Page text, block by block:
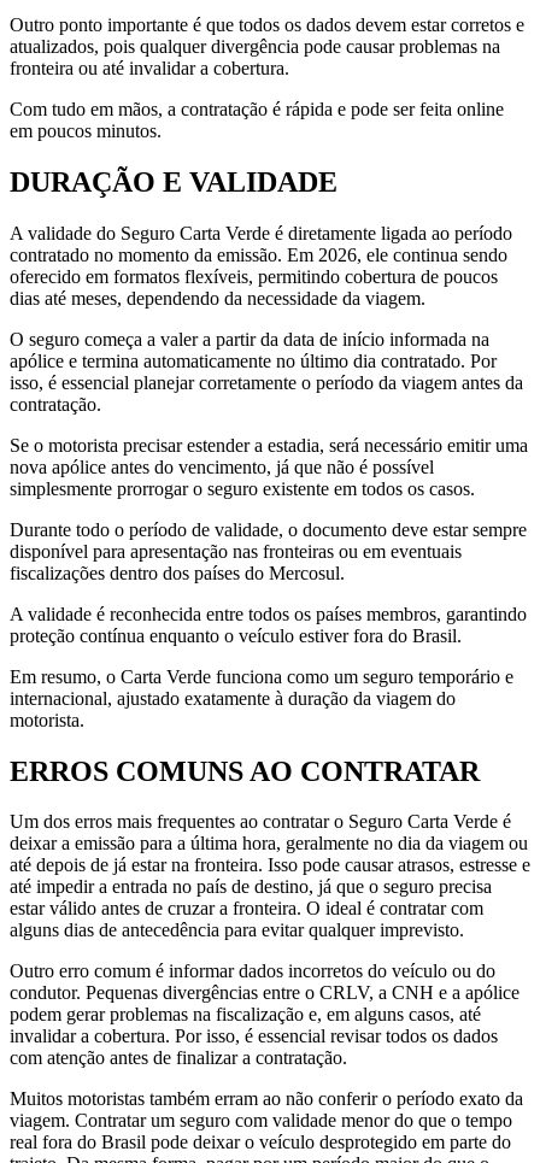
Outro ponto importante é que todos os dados devem estar corretos e
atualizados, pois qualquer divergência pode causar problemas na
fronteira ou até invalidar a cobertura.
Com tudo em mãos, a contratação é rápida e pode ser feita online
em poucos minutos.
DURAÇÃO E VALIDADE
A validade do Seguro Carta Verde é diretamente ligada ao período
contratado no momento da emissão. Em 2026, ele continua sendo
oferecido em formatos flexíveis, permitindo cobertura de poucos
dias até meses, dependendo da necessidade da viagem.
O seguro começa a valer a partir da data de início informada na
apólice e termina automaticamente no último dia contratado. Por
isso, é essencial planejar corretamente o período da viagem antes da
contratação.
Se o motorista precisar estender a estadia, será necessário emitir uma
nova apólice antes do vencimento, já que não é possível
simplesmente prorrogar o seguro existente em todos os casos.
Durante todo o período de validade, o documento deve estar sempre
disponível para apresentação nas fronteiras ou em eventuais
fiscalizações dentro dos países do Mercosul.
A validade é reconhecida entre todos os países membros, garantindo
proteção contínua enquanto o veículo estiver fora do Brasil.
Em resumo, o Carta Verde funciona como um seguro temporário e
internacional, ajustado exatamente à duração da viagem do
motorista.
ERROS COMUNS AO CONTRATAR
Um dos erros mais frequentes ao contratar o Seguro Carta Verde é
deixar a emissão para a última hora, geralmente no dia da viagem ou
até depois de já estar na fronteira. Isso pode causar atrasos, estresse e
até impedir a entrada no país de destino, já que o seguro precisa
estar válido antes de cruzar a fronteira. O ideal é contratar com
alguns dias de antecedência para evitar qualquer imprevisto.
Outro erro comum é informar dados incorretos do veículo ou do
condutor. Pequenas divergências entre o CRLV, a CNH e a apólice
podem gerar problemas na fiscalização e, em alguns casos, até
invalidar a cobertura. Por isso, é essencial revisar todos os dados
com atenção antes de finalizar a contratação.
Muitos motoristas também erram ao não conferir o período exato da
viagem. Contratar um seguro com validade menor do que o tempo
real fora do Brasil pode deixar o veículo desprotegido em parte do